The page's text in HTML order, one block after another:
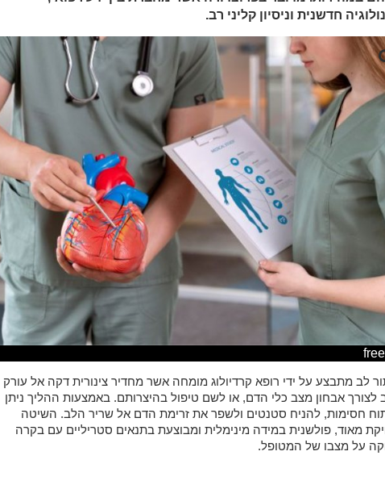
חדשנית וניסיון קליני רב.
לב מתבצע על ידי רופא קרדיולוג מומחה אשר מחדיר צינורית דקה אל עורק
לצורך אבחון מצב כלי הדם, או לשם טיפול בהיצרותם. באמצעות ההליך ניתן
חסימות, להניח סטנטים ולשפר את זרימת הדם אל שריר הלב. השיטה
מאוד, פולשנית במידה מינימלית ומבוצעת בתנאים סטריליים עם בקרה
על מצבו של המטופל.